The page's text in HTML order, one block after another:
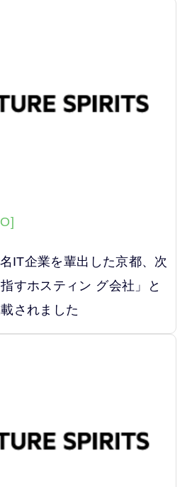
IT企業を輩出した京都、次
すホスティン グ会社」と
されました